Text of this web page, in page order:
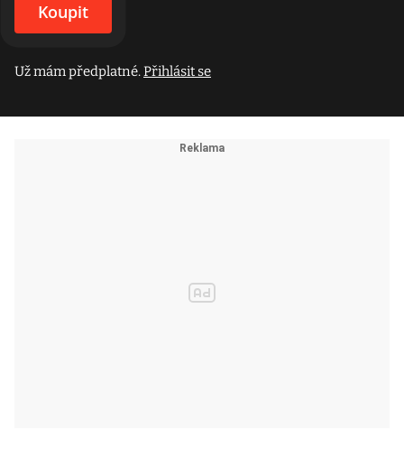
Koupit
Už mám předplatné.Přihlásit se